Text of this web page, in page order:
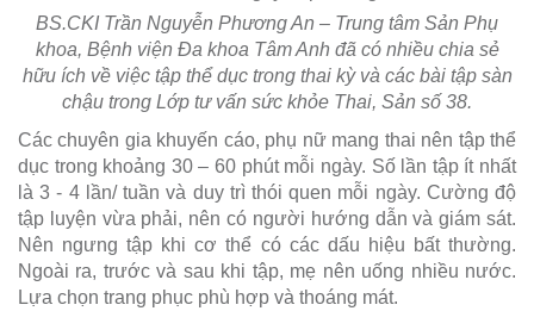
BS.CKI Trần Nguyễn Phương An – Trung tâm Sản Phụ
khoa, Bệnh viện Đa khoa Tâm Anh đã có nhiều chia sẻ
hữu ích về việc tập thể dục trong thai kỳ và các bài tập sàn
chậu trong Lớp tư vấn sức khỏe Thai, Sản số 38.
Các chuyên gia khuyến cáo, phụ nữ mang thai nên tập thể
dục trong khoảng 30 – 60 phút mỗi ngày. Số lần tập ít nhất
là 3 - 4 lần/ tuần và duy trì thói quen mỗi ngày. Cường độ
tập luyện vừa phải, nên có người hướng dẫn và giám sát.
Nên ngưng tập khi cơ thể có các dấu hiệu bất thường.
Ngoài ra, trước và sau khi tập, mẹ nên uống nhiều nước.
Lựa chọn trang phục phù hợp và thoáng mát.